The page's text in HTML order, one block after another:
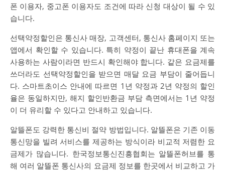
폰 이용자, 중고폰 이용자도 조건에 따라 신청 대상이 될 수 있
습니다.
선택약정할인은 통신사 매장, 고객센터, 통신사 홈페이지 또는
앱에서 확인할 수 있습니다. 특히 약정이 끝난 휴대폰을 계속
사용하는 사람이라면 반드시 확인해야 합니다. 같은 요금제를
쓰더라도 선택약정할인을 받으면 매달 요금 부담이 줄어듭니
다. 스마트초이스 안내에 따르면 1년 약정과 2년 약정의 할인
율은 동일하지만, 해지 할인반환금 부담 측면에서는 1년 약정
이 더 유리할 수 있다고 안내하고 있습니다.
알뜰폰도 강력한 통신비 절약 방법입니다. 알뜰폰은 기존 이동
통신망을 빌려 서비스를 제공하는 방식이라 비교적 저렴한 요
금제가 많습니다. 한국정보통신진흥협회는 알뜰폰허브를 통
해 여러 알뜰폰 통신사의 요금제 정보를 한곳에서 비교하고 가